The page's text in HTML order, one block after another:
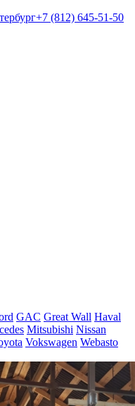
+7 (812) 645-51-50
GAC Great Wall Haval
Mitsubishi Nissan
Vokswagen Webasto